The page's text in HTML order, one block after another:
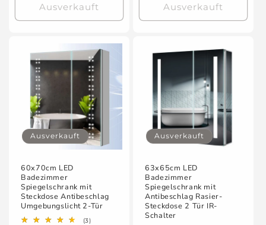
Ausverkauft Ausverkauft
Ausverkauft
60x70cm LED
Badezimmer
Spiegelschrank mit
Steckdose Antibeschlag
Umgebungslicht 2-Tür
(3)3
Ausverkauft
63x65cm LED
Badezimmer
Spiegelschrank mit
Antibeschlag Rasier-
Steckdose 2 Tür IR-
Schalter